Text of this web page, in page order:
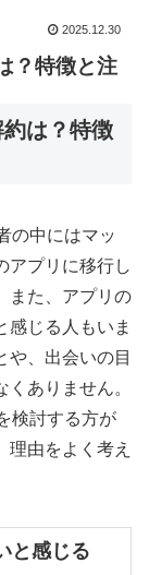
2025.12.30
？特徴と注
は？特徴
の中にはマッ
アプリに移行し
また、アプリの
感じる人もいま
や、出会いの目
ありません。
検討する方が
理由をよく考え
と感じる